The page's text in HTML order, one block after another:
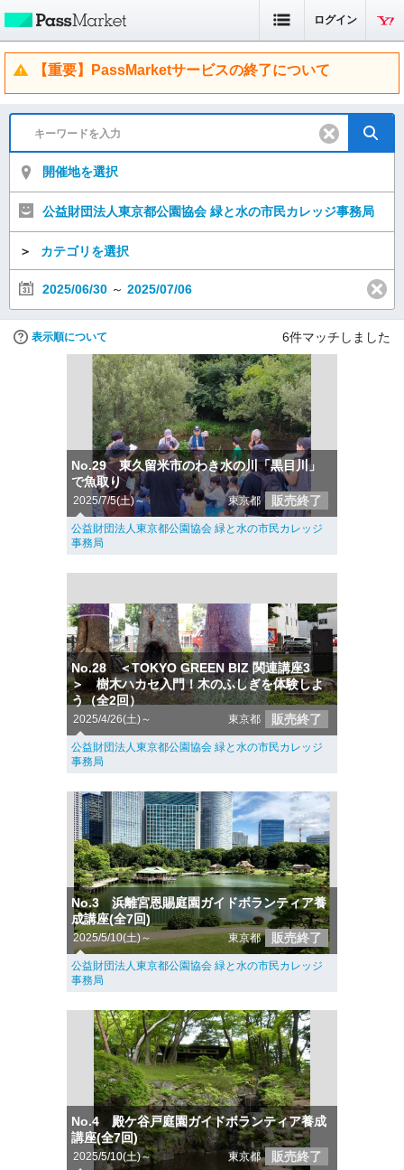
ログイン
【重要】PassMarketサービスの終了について
開催地を選択
公益財団法人東京都公園協会 緑と水の市民カレッジ事務局
＞ カテゴリを選択
2025/06/30 ～ 2025/07/06
表示順について 6件マッチしました
No.29 東久留米市のわき水の川「黒目川」
で魚取り
2025/7/5(土)～ 東京都 販売終了
公益財団法人東京都公園協会 緑と水の市民カレッジ
事務局
No.28 ＜TOKYO GREEN BIZ 関連講座3
＞ 樹木ハカセ入門！木のふしぎを体験しよ
う（全2回）
2025/4/26(土)～ 東京都 販売終了
公益財団法人東京都公園協会 緑と水の市民カレッジ
事務局
No.3 浜離宮恩賜庭園ガイドボランティア養
成講座(全7回)
2025/5/10(土)～ 東京都 販売終了
公益財団法人東京都公園協会 緑と水の市民カレッジ
事務局
No.4 殿ケ谷戸庭園ガイドボランティア養成
講座(全7回)
2025/5/10(土)～ 東京都 販売終了